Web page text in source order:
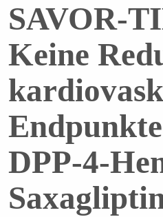
SAVOR-
Keine
DPP-4-